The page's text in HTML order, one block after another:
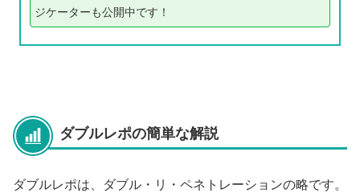
ジケーターも公開中です！
ダブルレポの簡単な解説
ダブルレポは、ダブル・リ・ペネトレーションの略です。